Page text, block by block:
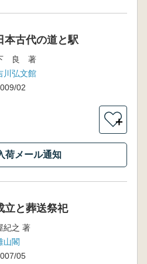
古代の道と駅
良 著
川弘文館
02
＋
荷メール通知
立と葬送祭祀
紀之 著
山閣
05